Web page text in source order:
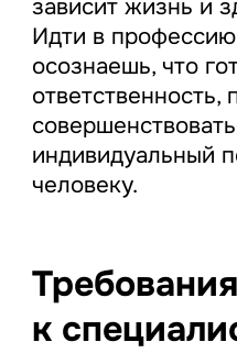
зависит жизнь и
Идти в профессию
осознаешь, что
ответственность,
индивидуальный
человеку.
Требования
к